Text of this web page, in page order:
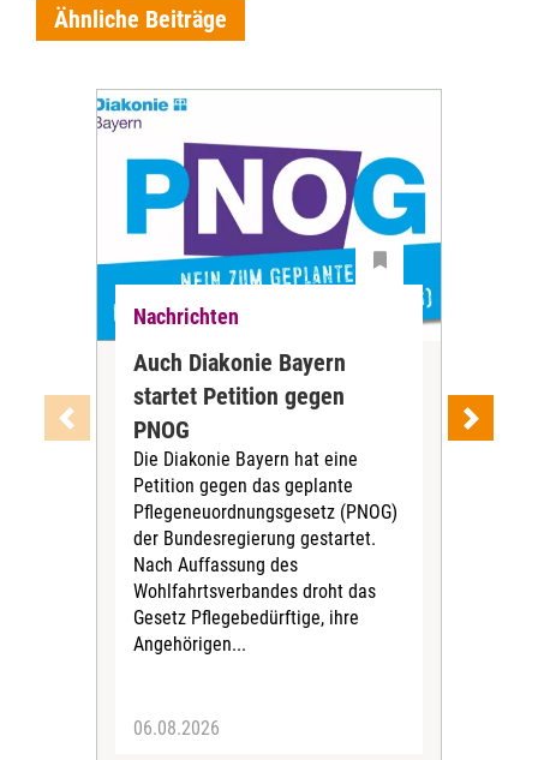
Ähnliche Beiträge
Nachrichten
Auch Diakonie Bayern
startet Petition gegen
PNOG
Die Diakonie Bayern hat eine
Petition gegen das geplante
Pflegeneuordnungsgesetz (PNOG)
der Bundesregierung gestartet.
Nach Auffassung des
Wohlfahrtsverbandes droht das
Gesetz Pflegebedürftige, ihre
Angehörigen...
06.08.2026